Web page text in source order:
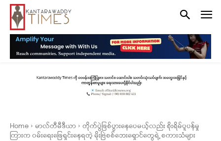
Home မာလ်တီမီဒီယာ
တိုက်ပွဲဖြစ်ပွားနေပေမယ့်လည်း စိုးရိမ်ပူပန်မှု
ကြားက ၀မ်းရေးဖြေရှင်းနေရတဲ့ မိုးဗြဲစစ်ဘေးရှောင်တွေရဲ့ စကားသံများ